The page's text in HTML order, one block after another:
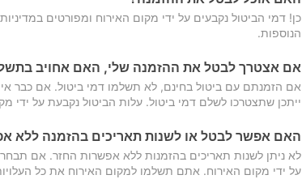
כן! דמי הביטול נקבעים על ידי מקום האירוח ומפורטים
הנוספות.
אם אצטרך לבטל את ההזמנה שלי, האם אחויב
אם הזמנתם עם ביטול בחינם, לא תשלמו דמי ביטול. אם כבר
ייתכן שתצטרכו לשלם דמי ביטול. עלות הביטול נקבעת על
האם אפשר לבטל או לשנות תאריכים בהזמנה ללא
לא ניתן לשנות תאריכים בהזמנות ללא אפשרות החזר. אם
על ידי מקום האירוח. אתם תשלמו למקום האירוח את כל